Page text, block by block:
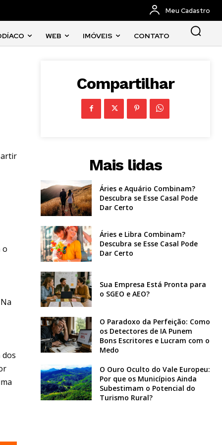
Meu Cadastro
WEB IMÓVEIS CONTATO
o
Compartilhar
Mais lidas
Áries e Aquário Combinam?
Descubra se Esse Casal Pode
Dar Certo
Áries e Libra Combinam?
Descubra se Esse Casal Pode
Dar Certo
Sua Empresa Está Pronta para
o SGEO e AEO?
O Paradoxo da Perfeição: Como
os Detectores de IA Punem
Bons Escritores e Lucram com o
Medo
O Ouro Oculto do Vale Europeu:
Por que os Municípios Ainda
Subestimam o Potencial do
Turismo Rural?